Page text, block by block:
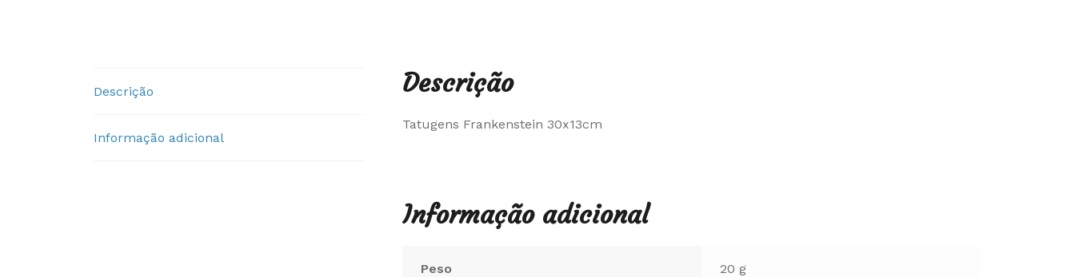
Descrição
Informação adicional
Descrição
Tatugens Frankenstein 30x13cm
Informação adicional
Peso 20 g